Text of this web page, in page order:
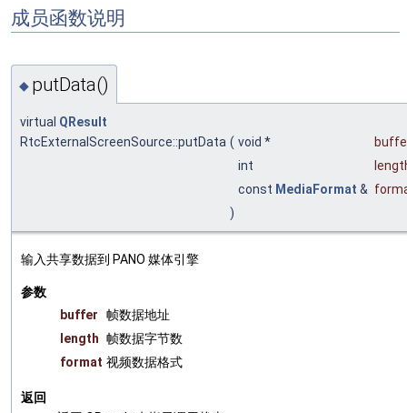
成员函数说明
◆ putData()
virtual QResult
RtcExternalScreenSource::putData ( void *
int
const MediaFormat &
)
输入共享数据到 PANO 媒体引擎
参数
buffer
帧数据地址
length 帧数据字节数
format 视频数据格式
返回